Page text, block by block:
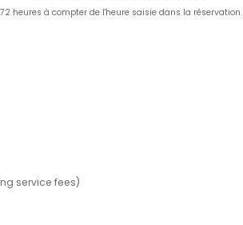
72 heures à compter de l'heure saisie dans la réservation.
service fees)